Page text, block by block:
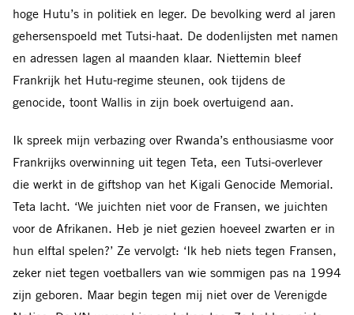
hoge Hutu’s in politiek en leger. De bevolking werd al jaren
gehersenspoeld met Tutsi-haat. De dodenlijsten met namen
en adressen lagen al maanden klaar. Niettemin bleef
Frankrijk het Hutu-regime steunen, ook tijdens de
genocide, toont Wallis in zijn boek overtuigend aan.
Ik spreek mijn verbazing over Rwanda’s enthousiasme voor
Frankrijks overwinning uit tegen Teta, een Tutsi-overlever
die werkt in de giftshop van het Kigali Genocide Memorial.
Teta lacht. ‘We juichten niet voor de Fransen, we juichten
voor de Afrikanen. Heb je niet gezien hoeveel zwarten er in
hun elftal spelen?’ Ze vervolgt: ‘Ik heb niets tegen Fransen,
zeker niet tegen voetballers van wie sommigen pas na 1994
zijn geboren. Maar begin tegen mij niet over de Verenigde